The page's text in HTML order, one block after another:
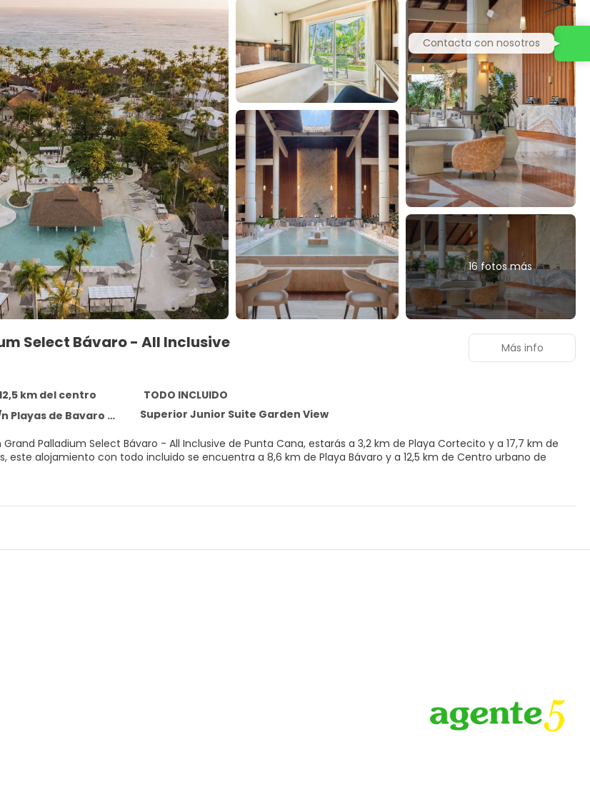
16 fotos más
Select Bávaro - All Inclusive
km del centro
TODO INCLUIDO
Higuey, Punta Cana 23000
Superior Junior Suite Garden View
Palladium Select Bávaro - All Inclusive de Punta Cana, estarás a 3,2 km de Playa Cortecito y a 17,7 km de
propia casa en cualquiera de las 506 habitaciones con artículos del minibar gratis y televisión de pantalla plana.
disposición 54 metros cuadrados de espacio con centro de conferencias y 7 salas de reuniones. Hay un
Más info
Contacta con nosotros